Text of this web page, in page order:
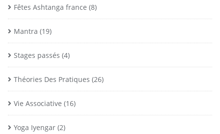
Fêtes Ashtanga france (8)
Mantra (19)
Stages passés (4)
Théories Des Pratiques (26)
Vie Associative (16)
Yoga Iyengar (2)